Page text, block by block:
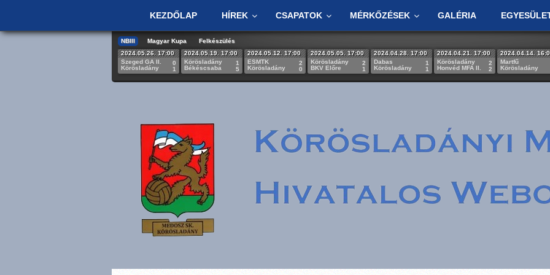
KEZDŐLAP HÍREK CSAPATOK MÉRKŐZÉSEK GALÉRIA
NBIII Magyar Kupa
Felkészülés
2024.05.26. 17:00
Szeged GA II.
Körösladány
0
1
2024.05.19. 17:00
Körösladány
Békéscsaba
1
5
2024.05.12. 17:00
ESMTK
Körösladány
2
0
2024.05.05. 17:00
Körösladány
BKV Előre
2
1
2024.04.28. 17:00
Dabas
Körösladány
1
1
2024.04.21. 17:00
Körösladány
Honvéd MFA II.
2
2
2024.04.14.
Martfű
Körösladány